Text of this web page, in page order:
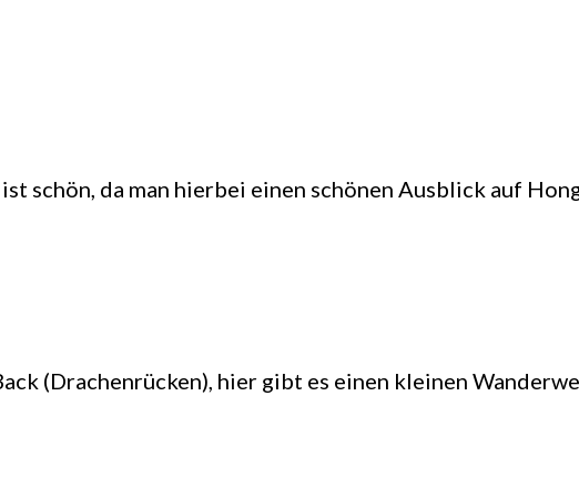
schön, da man hierbei einen schönen Ausblick auf
(Drachenrücken), hier gibt es einen kleinen